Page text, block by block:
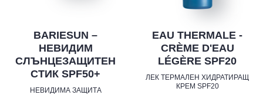
BARIESUN –
НЕВИДИМ
СЛЪНЦЕЗАЩИТЕН
СТИК SPF50+
НЕВИДИМА ЗАЩИТА
EAU THERMALE -
CRÈME D'EAU
LÉGÈRE SPF20
ЛЕК ТЕРМАЛЕН ХИДРАТИРАЩ
КРЕМ SPF20